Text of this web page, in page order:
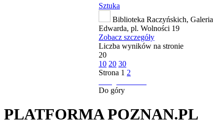
Sztuka
Biblioteka Raczyńskich, Galeria
Edwarda, pl. Wolności 19
Zobacz szczegóły
Liczba wyników na stronie
20
10 20 30
Strona 1 2
Do góry
PLATFORMA POZNAN.PL